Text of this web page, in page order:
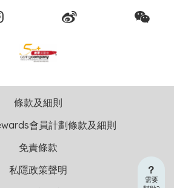
需要
條款及細則
會員計劃條款及細則
免責條款
私隱政策聲明